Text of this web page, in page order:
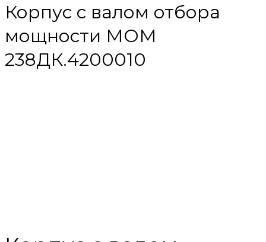
Корпус с валом отбора
мощности МОМ
238ДК.4200010